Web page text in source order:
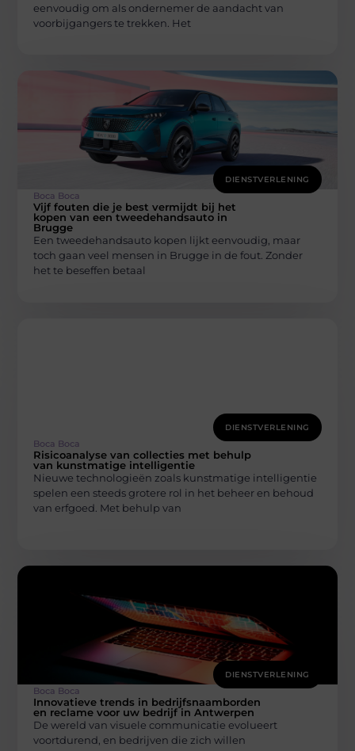
eenvoudig om als ondernemer de aandacht van
voorbijgangers te trekken. Het
DIENSTVERLENING
Boca Boca
Vijf fouten die je best vermijdt bij het
kopen van een tweedehandsauto in
Brugge
Een tweedehandsauto kopen lijkt eenvoudig, maar
toch gaan veel mensen in Brugge in de fout. Zonder
het te beseffen betaal
DIENSTVERLENING
Boca Boca
Risicoanalyse van collecties met behulp
van kunstmatige intelligentie
Nieuwe technologieën zoals kunstmatige intelligentie
spelen een steeds grotere rol in het beheer en behoud
van erfgoed. Met behulp van
DIENSTVERLENING
Boca Boca
Innovatieve trends in bedrijfsnaamborden
en reclame voor uw bedrijf in Antwerpen
De wereld van visuele communicatie evolueert
voortdurend, en bedrijven die zich willen